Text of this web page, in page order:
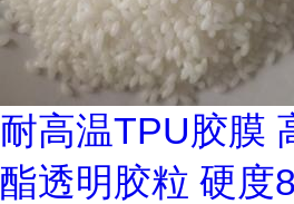
耐高温TPU胶膜
酯透明胶粒 硬度